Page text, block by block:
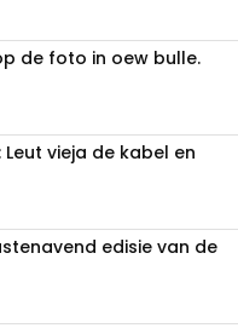
de foto in oew bulle.
vieja de kabel en
edisie van de